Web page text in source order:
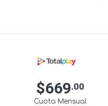
$669.00
Cuota Mensual